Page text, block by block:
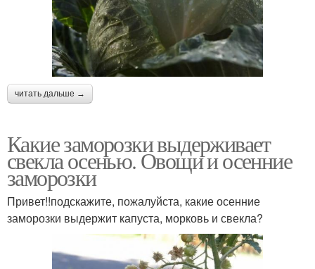
читать дальше →
Какие заморозки выдерживает
свекла осенью. Овощи и осенние
заморозки
Привет!!подскажите, пожалуйста, какие осенние
заморозки выдержит капуста, морковь и свекла?